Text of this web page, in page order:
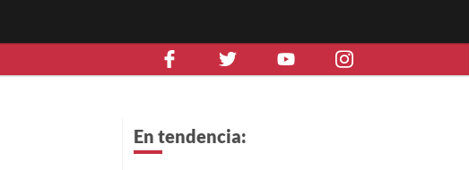
En tendencia: